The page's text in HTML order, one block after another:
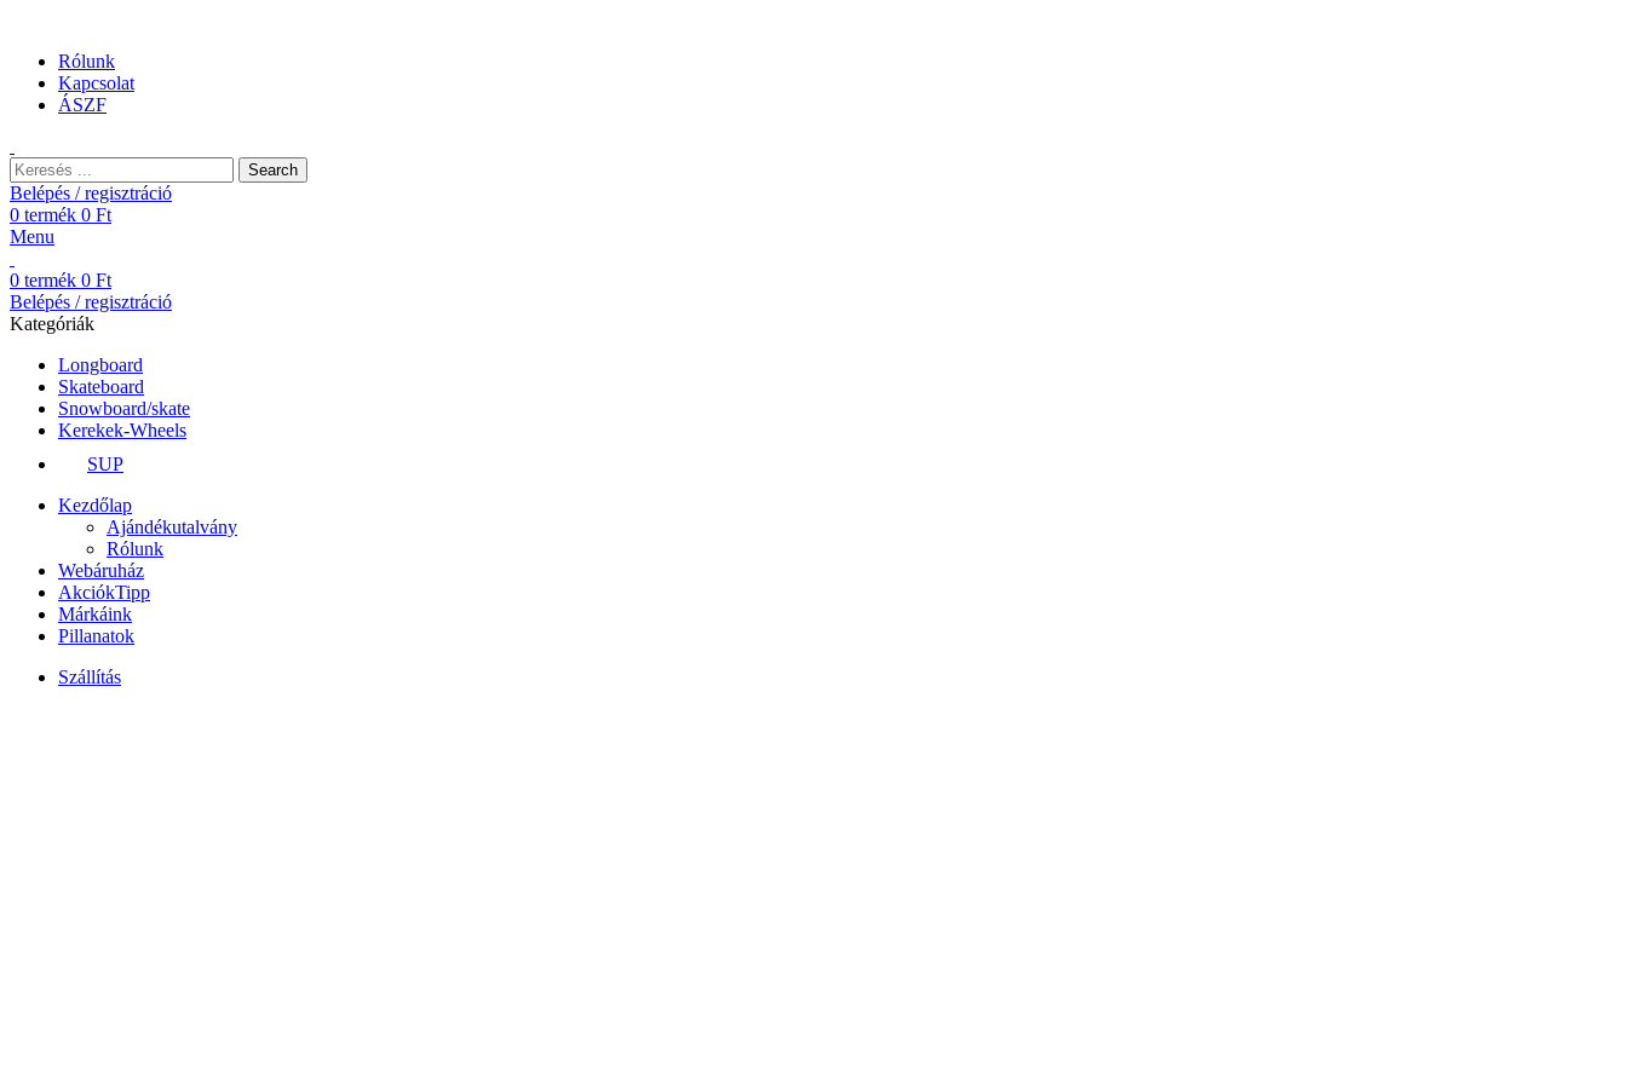
Rólunk
Kapcsolat
ÁSZF
Search
Belépés / regisztráció
0 termék 0 Ft
Menu
0 termék 0 Ft
Belépés / regisztráció
Kategóriák
Longboard
Skateboard
Snowboard/skate
Kerekek-Wheels
SUP
Kezdőlap
Ajándékutalvány
Rólunk
Webáruház
AkciókTipp
Márkáink
Pillanatok
Szállítás